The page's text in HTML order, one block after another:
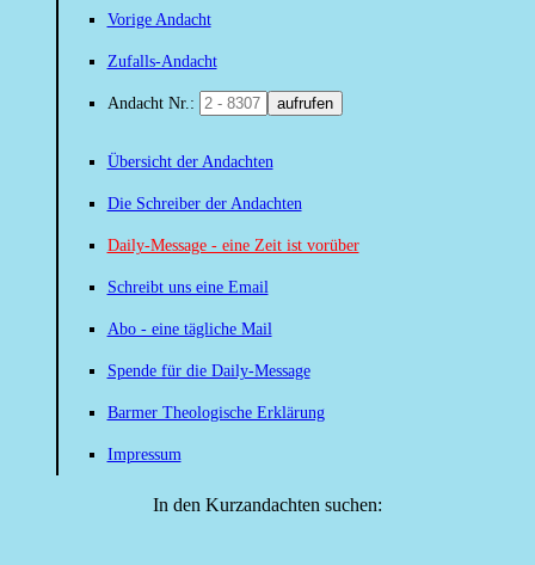
Vorige Andacht
Zufalls-Andacht
Andacht Nr.: aufrufen
Übersicht der Andachten
Die Schreiber der Andachten
Daily-Message - eine Zeit ist vorüber
Schreibt uns eine Email
Abo - eine tägliche Mail
Spende für die Daily-Message
Barmer Theologische Erklärung
Impressum
In den Kurzandachten suchen: